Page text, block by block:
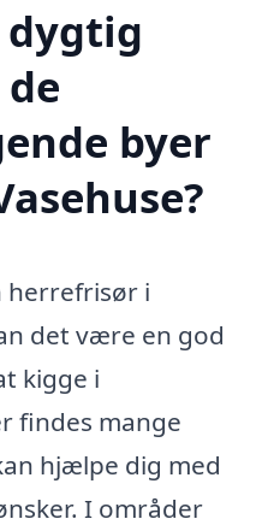
dygtig
byer
herrefrisør i
det være en god
kigge i
findes mange
hjælpe dig med
I områder